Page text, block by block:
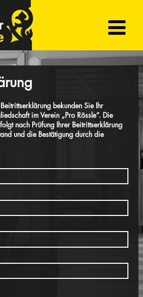
bekunden Sie Ihr
im Verein „Pro Rössle“. Die
nach Prüfung Ihrer Beitrittserklärung
und die Bestätigung durch die